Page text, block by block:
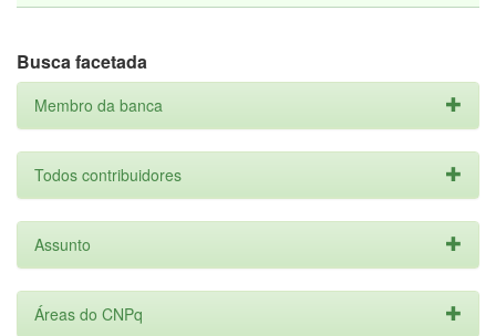
Busca facetada
Membro da banca
Todos contribuidores
Assunto
Áreas do CNPq